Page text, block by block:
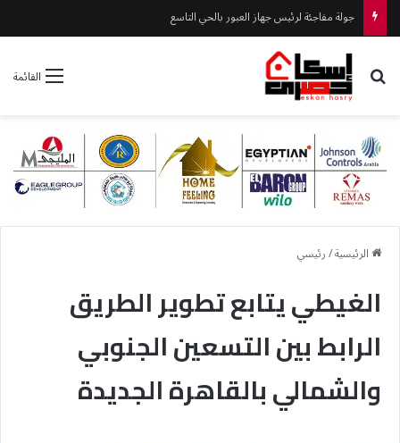
جولة مفاجئة لرئيس جهاز العبور بالحي التاسع
القائمة بحث عن
الرئيسية/رئيسي
الغيطي يتابع تطوير الطريق
الرابط بين التسعين الجنوبي
والشمالي بالقاهرة الجديدة